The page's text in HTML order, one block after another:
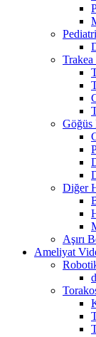
Trakea
Göğüs
Diğer
Aşırı
Ameliyat